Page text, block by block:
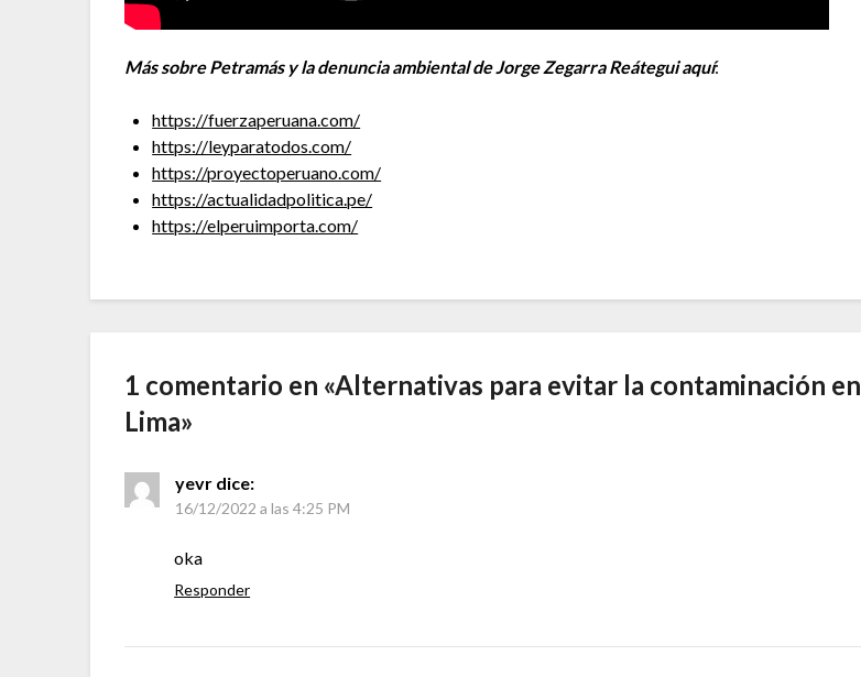
Más sobre Petramás y la denuncia ambiental de Jorge Zegarra Reátegui aquí:
https://fuerzaperuana.com/
https://leyparatodos.com/
https://proyectoperuano.com/
https://actualidadpolitica.pe/
https://elperuimporta.com/
1 comentario en «Alternativas para evitar la contaminación en
Lima»
yevr dice:
16/12/2022 a las 4:25 PM
oka
Responder